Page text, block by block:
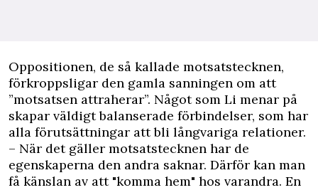
Oppositionen, de så kallade motsatstecknen,
förkroppsligar den gamla sanningen om att
”motsatsen attraherar”. Något som Li menar på
skapar väldigt balanserade förbindelser, som har
alla förutsättningar att bli långvariga relationer.
– När det gäller motsatstecknen har de
egenskaperna den andra saknar. Därför kan man
få känslan av att "komma hem" hos varandra. En